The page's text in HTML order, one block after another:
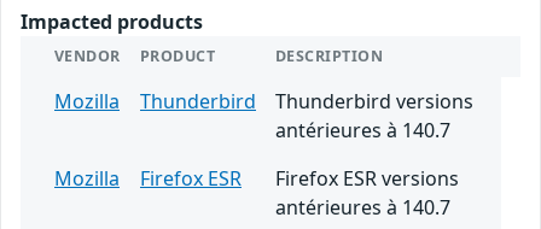
Impacted products
VENDOR PRODUCT DESCRIPTION
Mozilla Thunderbird
Thunderbird versions
antérieures à 140.7
Mozilla
Firefox ESR
Firefox ESR versions
antérieures à 140.7